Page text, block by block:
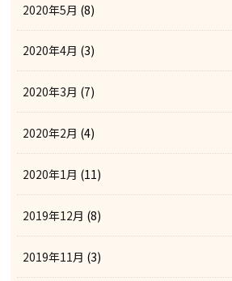
2020年5月 (8)
2020年4月 (3)
2020年3月 (7)
2020年2月 (4)
2020年1月 (11)
2019年12月 (8)
2019年11月 (3)